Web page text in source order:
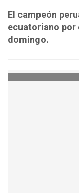
El campeón
ecuatoriano por
domingo.